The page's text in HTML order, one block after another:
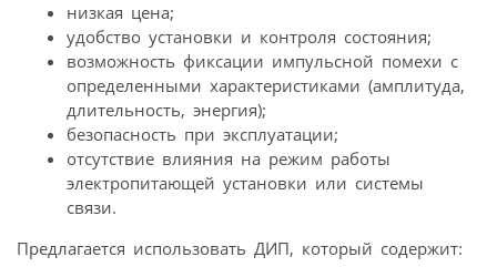
низкая цена;
удобство установки и контроля состояния;
возможность фиксации импульсной помехи с
определенными характеристиками (амплитуда,
длительность, энергия);
безопасность при эксплуатации;
отсутствие влияния на режим работы
электропитающей установки или системы
связи.
Предлагается использовать ДИП, который содержит: